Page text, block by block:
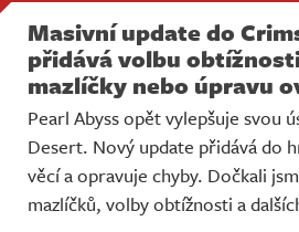
Masivní update do
přidává volbu
mazlíčky nebo úpravu
Pearl Abyss opět vylepšuje svou
Desert. Nový update přidává do
věcí a opravuje chyby. Dočkali
mazlíčků, volby obtížnosti a